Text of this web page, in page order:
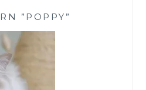
”POPPY”